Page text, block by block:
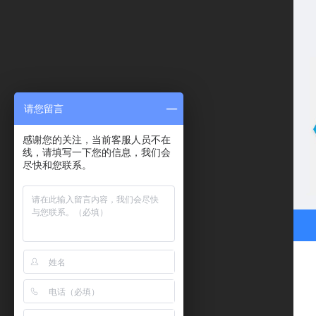
请您留言
感谢您的关注，当前客服人员不在
线，请填写一下您的信息，我们会
尽快和您联系。